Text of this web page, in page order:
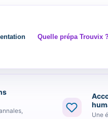
Quelle prépa Trouvix
Une